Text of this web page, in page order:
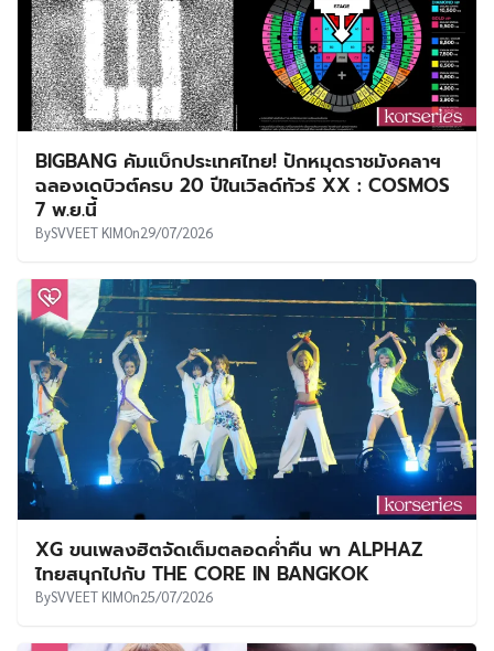
BIGBANG คัมแบ็กประเทศไทย! ปักหมุดราชมังคลาฯ
ฉลองเดบิวต์ครบ 20 ปีในเวิลด์ทัวร์ XX : COSMOS
7 พ.ย.นี้
BySVVEET KIMOn29/07/2026
XG ขนเพลงฮิตจัดเต็มตลอดค่ำคืน พา ALPHAZ
ไทยสนุกไปกับ THE CORE IN BANGKOK
BySVVEET KIMOn25/07/2026